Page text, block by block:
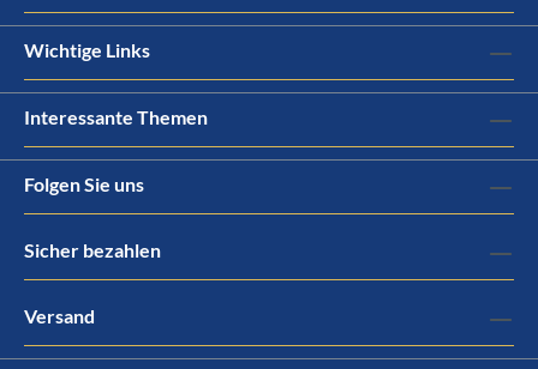
Wichtige Links
Interessante Themen
Folgen Sie uns
Sicher bezahlen
Versand